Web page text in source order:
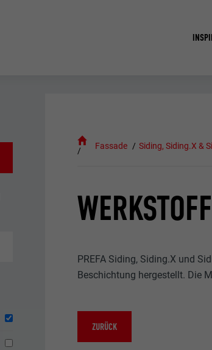
Fassade Siding, Siding.X &
WERKSTOFF
PREFA Siding, Siding.X und
Beschichtung hergestellt. Die
ZURÜCK